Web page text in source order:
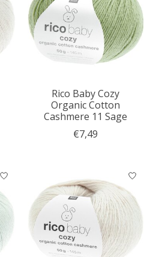
Rico Baby Cozy
Organic Cotton
Cashmere 11 Sage
€7,49